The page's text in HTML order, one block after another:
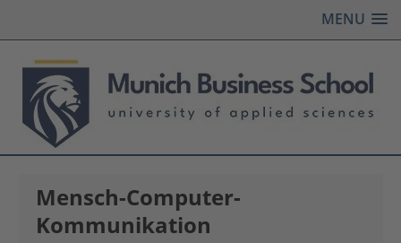
MENU
Mensch-Computer-
Kommunikation